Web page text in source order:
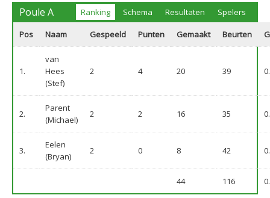
Poule A Ranking Schema Resultaten Spelers
Pos Naam Gespeeld Punten Gemaakt Beurten
1.
van
Hees
(Stef)
2 4 20 39
2.
Parent
(Michael)
2 2 16 35
3.
Eelen
(Bryan)
2 0 8 42
44 116